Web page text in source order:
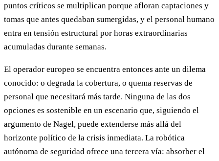
puntos críticos se multiplican porque afloran captaciones y
tomas que antes quedaban sumergidas, y el personal humano
entra en tensión estructural por horas extraordinarias
acumuladas durante semanas.
El operador europeo se encuentra entonces ante un dilema
conocido: o degrada la cobertura, o quema reservas de
personal que necesitará más tarde. Ninguna de las dos
opciones es sostenible en un escenario que, siguiendo el
argumento de Nagel, puede extenderse más allá del
horizonte político de la crisis inmediata. La robótica
autónoma de seguridad ofrece una tercera vía: absorber el